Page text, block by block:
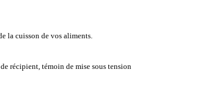
la cuisson de vos aliments.
récipient, témoin de mise sous tension